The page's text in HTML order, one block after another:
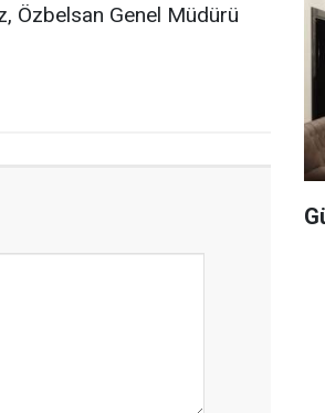
Özbelsan Genel Müdürü